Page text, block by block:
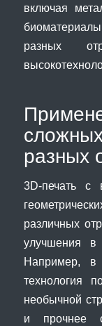
включая
разных
разных
3D-печать с
различных
улучшения в
Например, в
технология
необычной
и прочнее